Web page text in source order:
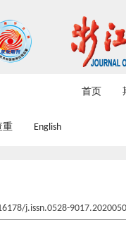
首页
重 English
j.issn.0528-